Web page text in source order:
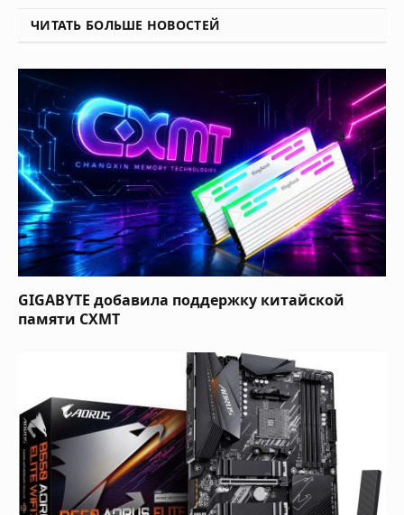
ЧИТАТЬ БОЛЬШЕ НОВОСТЕЙ
GIGABYTE добавила поддержку китайской
памяти CXMT